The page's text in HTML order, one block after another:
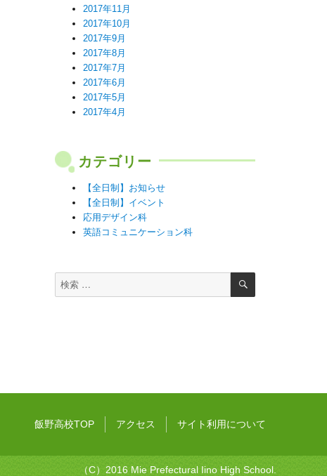
2017年11月
2017年10月
2017年9月
2017年8月
2017年7月
2017年6月
2017年5月
2017年4月
カテゴリー
【全日制】お知らせ
【全日制】イベント
応用デザイン科
英語コミュニケーション科
検
索
検
飯野高校TOP アクセス サイト利用について
（C）2016 Mie Prefectural Iino High School.